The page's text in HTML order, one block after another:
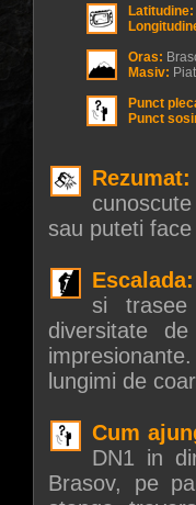
Oras:
Masiv:
Punct
Punct
sau puteti
si
diversitate
lungimi de
Cum
DN1 in
Brasov, pe